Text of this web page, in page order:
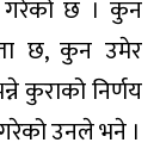
गरेको छ । कुन
छ, कुन उमेर
कुराको निर्णय
उनले भने ।